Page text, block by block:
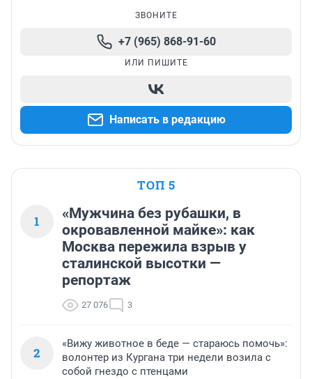
ЗВОНИТЕ
+7 (965) 868-91-60
ИЛИ ПИШИТЕ
Написать в редакцию
ТОП 5
1
«Мужчина без рубашки, в
окровавленной майке»: как
Москва пережила взрыв у
сталинской высотки —
репортаж
27 076 3
2
«Вижу животное в беде — стараюсь помочь»:
волонтер из Кургана три недели возила с
собой гнездо с птенцами